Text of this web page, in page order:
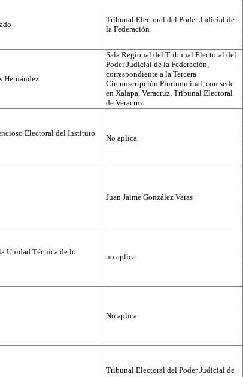
Tribunal Electoral del Poder Judicial de
la Federación
Hernández
Sala Regional del Tribunal Electoral del
Poder Judicial de la Federación,
correspondiente a la Tercera
Circunscripción Plurinominal, con sede
en Xalapa, Veracruz, Tribunal Electoral
de Veracruz
Electoral del Instituto
No aplica
Juan Jaime González Varas
Unidad Técnica de lo
no aplica
No aplica
Tribunal Electoral del Poder Judicial de